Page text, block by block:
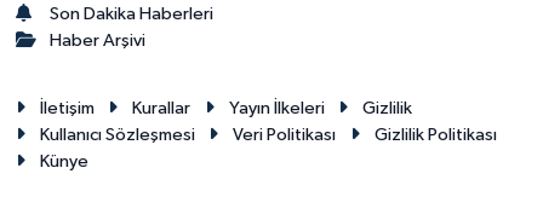
Son Dakika Haberleri
Haber Arşivi
İletişim Kurallar Yayın İlkeleri
Gizlilik
Kullanıcı Sözleşmesi
Veri Politikası
Gizlilik Politikası
Künye